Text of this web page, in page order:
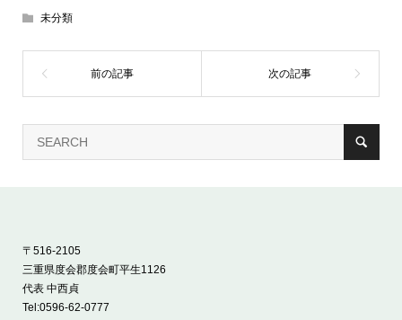
未分類
〒516-2105
三重県度会郡度会町平生1126
代表 中西貞
Tel:0596-62-0777